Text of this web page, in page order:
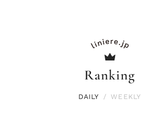
Ranking
DAILY / WEEKLY